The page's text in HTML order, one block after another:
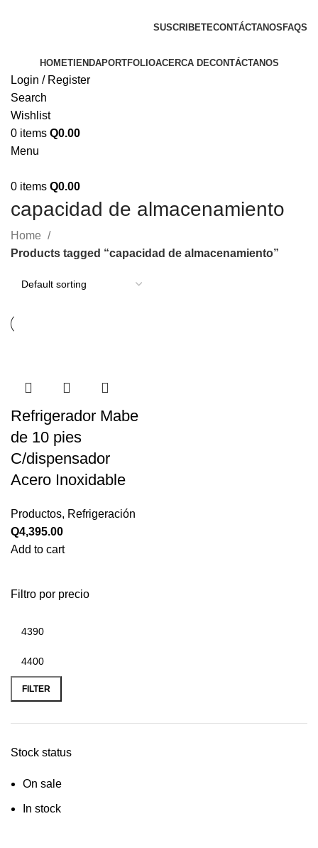
SUSCRIBETECONTÁCTANOS FAQS
HOMETIENDAPORTFOLIOACERCA DECONTÁCTANOS
Login / Register
Search
Wishlist
0 items Q0.00
Menu
0 items Q0.00
capacidad de almacenamiento
Filtro por precio
FILTER
Stock status
On sale
In stock
Home
Products tagged “capacidad de almacenamiento”
Refrigerador Mabe
de 10 pies
C/dispensador
Acero Inoxidable
Productos, Refrigeración
Q4,395.00
Add to cart